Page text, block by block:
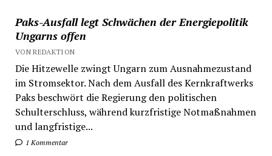
Paks-Ausfall legt Schwächen der Energiepolitik
Ungarns offen
VON REDAKTION
Die Hitzewelle zwingt Ungarn zum Ausnahmezustand
im Stromsektor. Nach dem Ausfall des Kernkraftwerks
Paks beschwört die Regierung den politischen
Schulterschluss, während kurzfristige Notmaßnahmen
und langfristige...
1 Kommentar